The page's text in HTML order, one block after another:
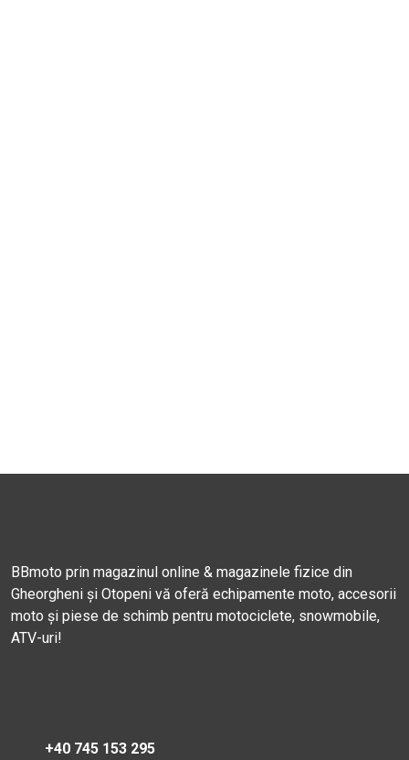
BBmoto prin magazinul online & magazinele fizice din
Gheorgheni și Otopeni vă oferă echipamente moto, accesorii
moto și piese de schimb pentru motociclete, snowmobile,
ATV-uri!
+40 745 153 295